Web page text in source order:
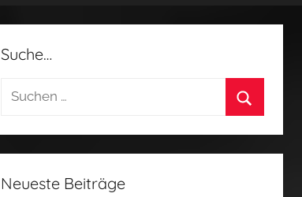
Suche…
Suchen
Neueste Beiträge